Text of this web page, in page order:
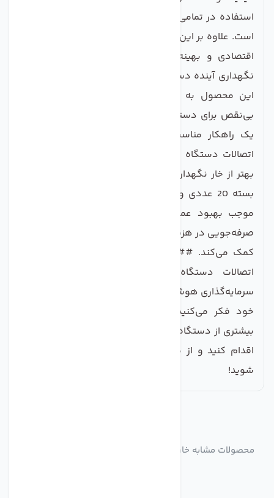
استفاده در تمامی مدل‌های رایج دستگاه‌های تصفیه آب
اقتصادی و بهینه است که می‌توانید برای تعمیرات و
نگهداری آینده دستگاه خود از آن استفاده کنید. انتخاب
این محصول به معنی انتخاب آرامش خاطر و عملکرد
بی‌نقص برای دستگاه تصفیه آب شماست. اگر به د نبال
یک راهکار مناسب و مشخص برای حفظ و نگهداری
اتصالات دستگاه تصفیه آب خود هستید، هیچ گزینه‌ای
بهتر از خار نگهدارنده اتصالات دستگاه تصفیه کننده آب
بسته 20 عددی وجود ندارد. خرید این محصول نه تنها
موجب بهبود عملکرد دستگاه شما می‌شود، بلکه به
صرفه‌جویی در هزینه‌ها و افزایش عمر دستگاه تصفیه آب
کمک می‌کند. ### نتیجه‌گیری با خرید خار نگهدارنده
اتصالات دستگاه تصفیه کننده آب، شما به یک
سرمایه‌گذاری هوشمندانه و پایدار برای دستگاه تصفیه آب
خود فکر می‌کنید. پس از خرید، شما با آرامش خاطر
بیشتری از دستگاه خود استفاده خواهید کرد. همین حالا
اقدام کنید و از مزایای این محصول با کیفیت بهره‌مند
شوید!
محصولات مشابه خار نگهدارنده اتصالات دستگاه تصفیه کننده